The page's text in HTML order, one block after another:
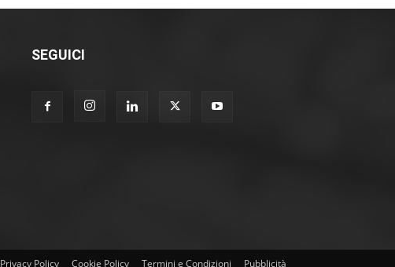
SEGUICI
Privacy Policy Cookie Policy Termini e Condizioni Pubblicità